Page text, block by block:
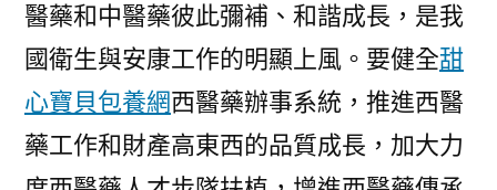
醫藥和中醫藥彼此彌補、和諧成長，是我
國衛生與安康工作的明顯上風。要健全甜
心寶貝包養網西醫藥辦事系統，推進西醫
藥工作和財產高東西的品質成長，加大力